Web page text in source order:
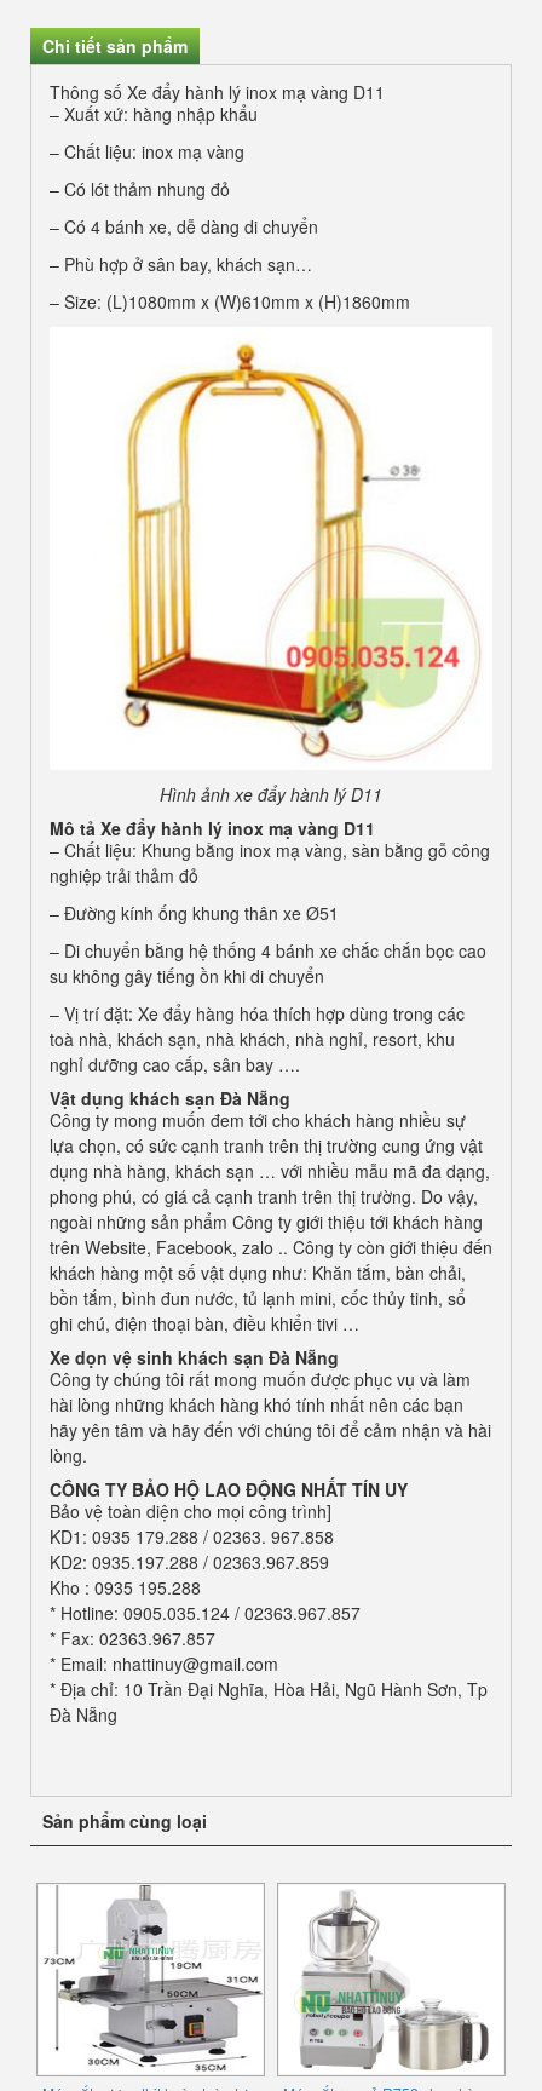
Chi tiết sản phẩm
Thông số Xe đẩy hành lý inox mạ vàng D11
– Xuất xứ: hàng nhập khẩu
– Chất liệu: inox mạ vàng
– Có lót thảm nhung đỏ
– Có 4 bánh xe, dễ dàng di chuyển
– Phù hợp ở sân bay, khách sạn…
– Size: (L)1080mm x (W)610mm x (H)1860mm
Hình ảnh xe đẩy hành lý D11
Mô tả Xe đẩy hành lý inox mạ vàng D11
– Chất liệu: Khung bằng inox mạ vàng, sàn bằng gỗ công
nghiệp trải thảm đỏ
– Đường kính ống khung thân xe Ø51
– Di chuyển bằng hệ thống 4 bánh xe chắc chắn bọc cao
su không gây tiếng ồn khi di chuyển
– Vị trí đặt: Xe đẩy hàng hóa thích hợp dùng trong các
toà nhà, khách sạn, nhà khách, nhà nghỉ, resort, khu
nghỉ dưỡng cao cấp, sân bay ….
Vật dụng khách sạn Đà Nẵng
Công ty mong muốn đem tới cho khách hàng nhiều sự
lựa chọn, có sức cạnh tranh trên thị trường cung ứng vật
dụng nhà hàng, khách sạn … với nhiều mẫu mã đa dạng,
phong phú, có giá cả cạnh tranh trên thị trường. Do vậy,
ngoài những sản phẩm Công ty giới thiệu tới khách hàng
trên Website, Facebook, zalo .. Công ty còn giới thiệu đến
khách hàng một số vật dụng như: Khăn tắm, bàn chải,
bồn tắm, bình đun nước, tủ lạnh mini, cốc thủy tinh, sổ
ghi chú, điện thoại bàn, điều khiển tivi …
Xe dọn vệ sinh khách sạn Đà Nẵng
Công ty chúng tôi rất mong muốn được phục vụ và làm
hài lòng những khách hàng khó tính nhất nên các bạn
hãy yên tâm và hãy đến với chúng tôi để cảm nhận và hài
lòng.
CÔNG TY BẢO HỘ LAO ĐỘNG NHẤT TÍN UY
Bảo vệ toàn diện cho mọi công trình]
KD1: 0935 179.288 / 02363. 967.858
KD2: 0935.197.288 / 02363.967.859
Kho : 0935 195.288
* Hotline: 0905.035.124 / 02363.967.857
* Fax: 02363.967.857
* Email: nhattinuy@gmail.com
* Địa chỉ: 10 Trần Đại Nghĩa, Hòa Hải, Ngũ Hành Sơn, Tp
Đà Nẵng
Sản phẩm cùng loại